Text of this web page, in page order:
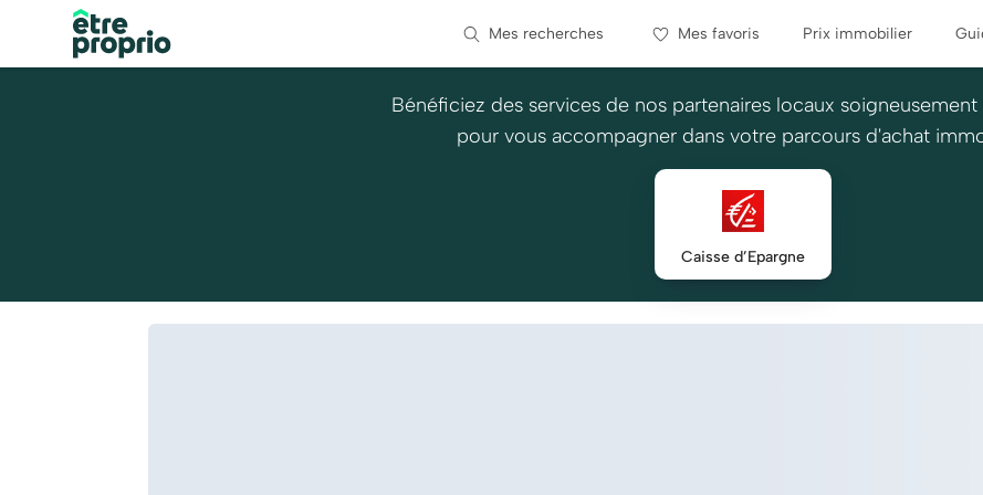
Mes recherches Mes favoris Prix immobilier
Bénéficiez des services de nos partenaires locaux
pour vous accompagner dans votre parcours d'achat
Caisse d’Epargne